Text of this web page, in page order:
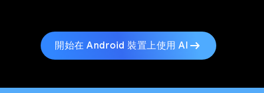
開始在 Android 裝置上使用 AI arrow_right_alt